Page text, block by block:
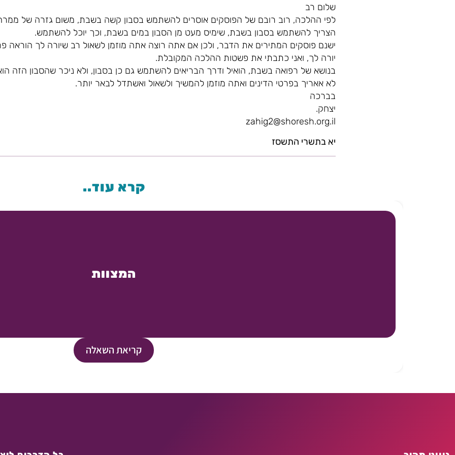
שלום רב
לפי ההלכה, רוב רובם של הפוסקים אוסרים להשתמש בסבון קשה בשבת, משום גזרה של
הצריך להשתמש בסבון בשבת, שימיס מעט מן הסבון במים בשבת, וכך יוכל להשתמש.
ישנם פוסקים המתירים את הדבר, ולכן אם אתה רוצה אתה מוזמן לשאול רב שיורה לך
יורה לך, ואני כתבתי את פשטות ההלכה המקובלת.
בנושא של רפואה בשבת, הואיל ודרך הבריאים להשתמש גם כן בסבון, ולא ניכר שהסבון הזה
לא אאריך בפרטי הדינים ואתה מוזמן להמשיך ולשאול ואשתדל לבאר יותר.
בברכה
יצחק.
zahig2@shoresh.org.il
יא בתשרי התשסז
קרא עוד..
המצוות
קריאת השאלה